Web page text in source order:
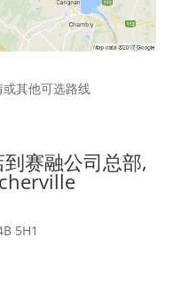
其他可选路线
赛融公司总部,
5H1